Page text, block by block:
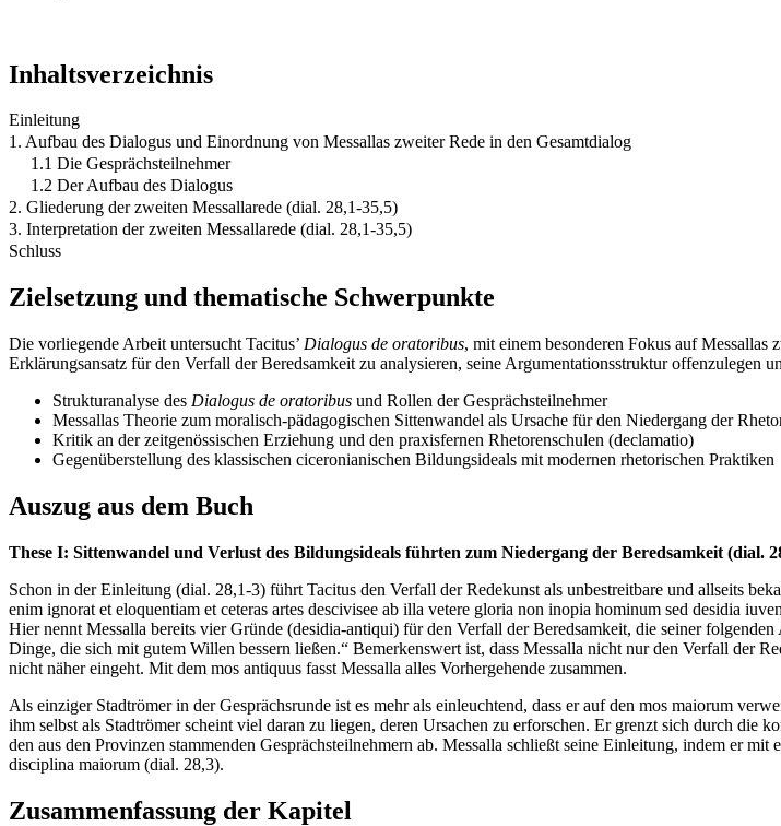
Inhaltsverzeichnis
Einleitung
1. Aufbau des Dialogus und Einordnung von Messallas zweiter Rede in den Gesamtdialog
1.1 Die Gesprächsteilnehmer
1.2 Der Aufbau des Dialogus
2. Gliederung der zweiten Messallarede (dial. 28,1-35,5)
3. Interpretation der zweiten Messallarede (dial. 28,1-35,5)
Schluss
Zielsetzung und thematische Schwerpunkte
Die vorliegende Arbeit untersucht Tacitus’ Dialogus de oratoribus, mit einem besonderen Fokus auf Messallas
Erklärungsansatz für den Verfall der Beredsamkeit zu analysieren, seine Argumentationsstruktur offenzulegen
Strukturanalyse des Dialogus de oratoribus und Rollen der Gesprächsteilnehmer
Messallas Theorie zum moralisch-pädagogischen Sittenwandel als Ursache für den Niedergang der
Kritik an der zeitgenössischen Erziehung und den praxisfernen Rhetorenschulen (declamatio)
Gegenüberstellung des klassischen ciceronianischen Bildungsideals mit modernen rhetorischen Praktiken
Auszug aus dem Buch
These I: Sittenwandel und Verlust des Bildungsideals führten zum Niedergang der Beredsamkeit (dial.
Schon in der Einleitung (dial. 28,1-3) führt Tacitus den Verfall der Redekunst als unbestreitbare und allseits
enim ignorat et eloquentiam et ceteras artes descivisee ab illa vetere gloria non inopia hominum sed desidia
Hier nennt Messalla bereits vier Gründe (desidia-antiqui) für den Verfall der Beredsamkeit, die seiner
Dinge, die sich mit gutem Willen bessern ließen.“ Bemerkenswert ist, dass Messalla nicht nur den Verfall der
nicht näher eingeht. Mit dem mos antiquus fasst Messalla alles Vorhergehende zusammen.
Als einziger Stadtrömer in der Gesprächsrunde ist es mehr als einleuchtend, dass er auf den mos maiorum
ihm selbst als Stadtrömer scheint viel daran zu liegen, deren Ursachen zu erforschen. Er grenzt sich durch
den aus den Provinzen stammenden Gesprächsteilnehmern ab. Messalla schließt seine Einleitung, indem er
disciplina maiorum (dial. 28,3).
Zusammenfassung der Kapitel